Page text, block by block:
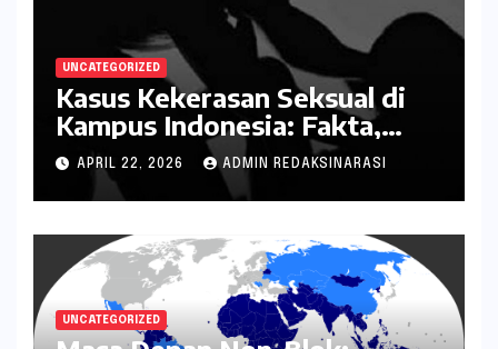
UNCATEGORIZED
Kasus Kekerasan Seksual di
Kampus Indonesia: Fakta,
Pola Berulang, dan Tantangan
Penanganannya
APRIL 22, 2026 ADMIN REDAKSINARASI
UNCATEGORIZED